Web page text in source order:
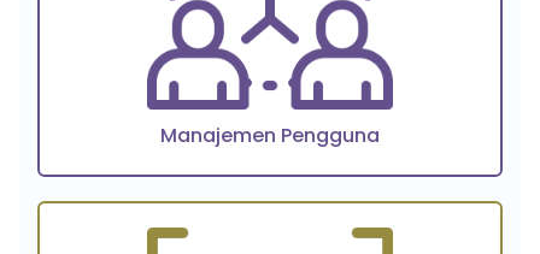
Manajemen Pengguna